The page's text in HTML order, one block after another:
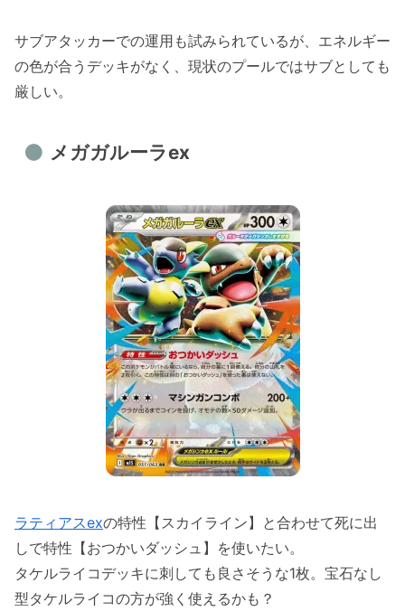
サブアタッカーでの運用も試みられているが、エネルギー
の色が合うデッキがなく、現状のプールではサブとしても
厳しい。
メガガルーラex
ラティアスexの特性【スカイライン】と合わせて死に出
しで特性【おつかいダッシュ】を使いたい。
タケルライコデッキに刺しても良さそうな1枚。宝石なし
型タケルライコの方が強く使えるかも？